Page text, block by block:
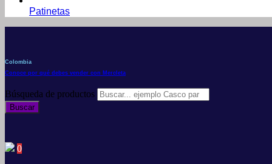
Patinetas
Colombia
Conoce por qué debes vender con Mercleta
Búsqueda de productos
Buscar
0